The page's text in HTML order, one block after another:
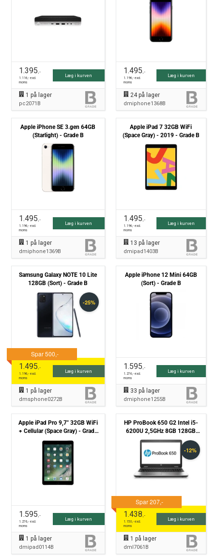
1.395,-
1.116,- excl.
moms
Læg i kurven
1 på lager
pc2071B
1.495,-
1.196,- excl.
moms
Læg i kurven
24på lager
dmiphone1368B
Apple iPhone SE 3.gen 64GB
(Starlight) - Grade B
1.495,-
1.196,- excl.
moms
Læg i kurven
1 på lager
dmiphone1369B
Apple iPad 7 32GB WiFi
(Space Gray) - 2019 - Grade B
1.495,-
1.196,- excl.
moms
Læg i kurven
13 på lager
dmipad1403B
Samsung Galaxy NOTE 10 Lite
128GB (Sort) - Grade B
1.495,-
1.196,- excl.
moms
Læg i kurven
1 på lager
dmsphone0272B
Apple iPhone 12 Mini 64GB
(Sort) - Grade B
1.595,-
1.276,- excl.
moms
Læg i kurven
33 på lager
dmiphone1255B
Apple iPad Pro 9,7" 32GB WiFi
+ Cellular (Space Gray) - Grade
B
1.595,-
1.276,- excl.
moms
Læg i kurven
1 på lager
dmipad0114B
HP ProBook 650 G2 Intel i5-
6200U 2,5GHz 8GB 128GB
NVMe Win10 Pro - Grade B
1.438,-
1.150,- excl.
moms
Læg i kurven
1 på lager
dml7061B